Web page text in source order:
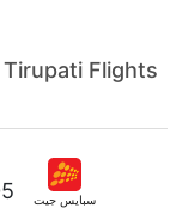
Flights
سبايس جيت